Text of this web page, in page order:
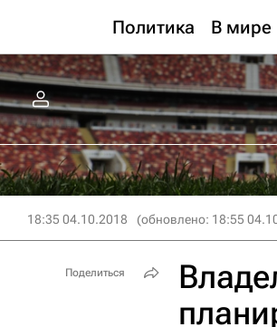
Политика В мире
18:35 04.10.2018 (обновлено: 18:55
Поделиться